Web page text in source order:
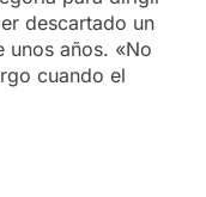
descartado un
unos años. «No
cuando el